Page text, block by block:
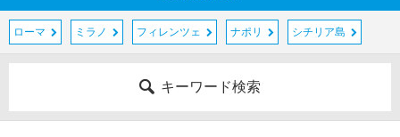
ローマ ミラノ フィレンツェ ナポリ シチリア島
キーワード検索